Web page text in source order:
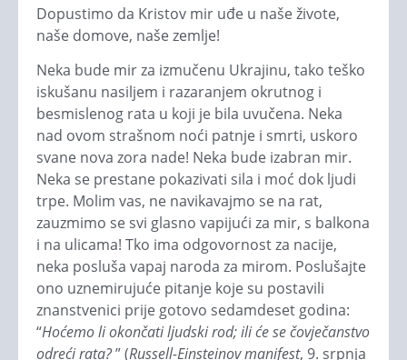
Dopustimo da Kristov mir uđe u naše živote,
naše domove, naše zemlje!
Neka bude mir za izmučenu Ukrajinu, tako teško
iskušanu nasiljem i razaranjem okrutnog i
besmislenog rata u koji je bila uvučena. Neka
nad ovom strašnom noći patnje i smrti, uskoro
svane nova zora nade! Neka bude izabran mir.
Neka se prestane pokazivati sila i moć dok ljudi
trpe. Molim vas, ne navikavajmo se na rat,
zauzmimo se svi glasno vapijući za mir, s balkona
i na ulicama! Tko ima odgovornost za nacije,
neka posluša vapaj naroda za mirom. Poslušajte
ono uznemirujuće pitanje koje su postavili
znanstvenici prije gotovo sedamdeset godina:
“Hoćemo li okončati ljudski rod; ili će se čovječanstvo
odreći rata?” (Russell-Einsteinov manifest, 9. srpnja